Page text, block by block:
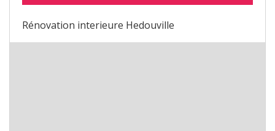
Rénovation interieure Hedouville